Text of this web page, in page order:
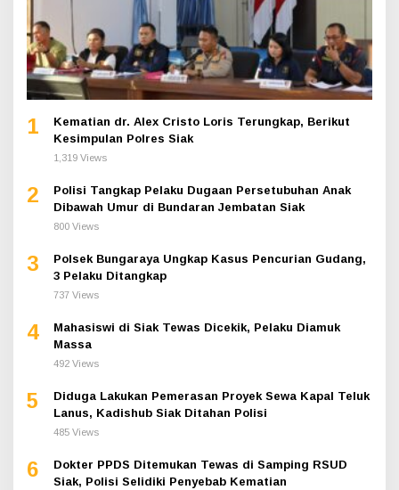
1
Kematian dr. Alex Cristo Loris Terungkap, Berikut
Kesimpulan Polres Siak
1,319 Views
2
Polisi Tangkap Pelaku Dugaan Persetubuhan Anak
Dibawah Umur di Bundaran Jembatan Siak
800 Views
3
Polsek Bungaraya Ungkap Kasus Pencurian Gudang,
3 Pelaku Ditangkap
737 Views
4
Mahasiswi di Siak Tewas Dicekik, Pelaku Diamuk
Massa
492 Views
5
Diduga Lakukan Pemerasan Proyek Sewa Kapal Teluk
Lanus, Kadishub Siak Ditahan Polisi
485 Views
6
Dokter PPDS Ditemukan Tewas di Samping RSUD
Siak, Polisi Selidiki Penyebab Kematian